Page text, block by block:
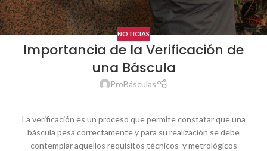
NOTICIAS
Importancia de la Verificación de
una Báscula
ProBásculas
La verificación es un proceso que permite constatar que una
báscula pesa correctamente y para su realización se debe
contemplar aquellos requisitos técnicos y metrológicos